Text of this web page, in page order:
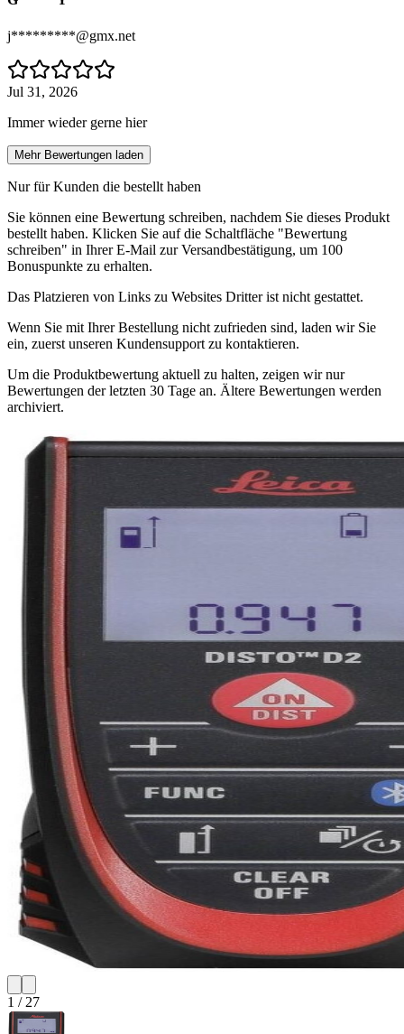
j*********@gmx.net
Jul 31, 2026
Immer wieder gerne hier
Mehr Bewertungen laden
Nur für Kunden die bestellt haben
Sie können eine Bewertung schreiben, nachdem Sie dieses Produkt
bestellt haben. Klicken Sie auf die Schaltfläche "Bewertung
schreiben" in Ihrer E-Mail zur Versandbestätigung, um 100
Bonuspunkte zu erhalten.
Das Platzieren von Links zu Websites Dritter ist nicht gestattet.
Wenn Sie mit Ihrer Bestellung nicht zufrieden sind, laden wir Sie
ein, zuerst unseren Kundensupport zu kontaktieren.
Um die Produktbewertung aktuell zu halten, zeigen wir nur
Bewertungen der letzten 30 Tage an. Ältere Bewertungen werden
archiviert.
1 / 27